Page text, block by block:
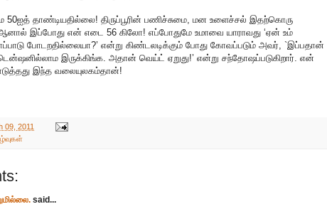
தாண்டியதில்லை! திருப்பூரின் பணிச்சுமை, மன உளைச்சல் இதற்கொரு
இப்போது என் எடை 56 கிலோ! எப்போதுமே உமாவை யாராவது ‘ஏன் உம்
சாப்பாடு போடறதில்லையா?’ என்று கிண்டலடிக்கும் போது கோவப்படும் அவர், `இப்பதான்
டென்ஷனில்லாம இருக்கிங்க. அதான் வெய்ட் ஏறுது!’ என்று சந்தோஷப்படுகிறார். என்
இந்த வலையுலகம்தான்!
09, 2011
said...